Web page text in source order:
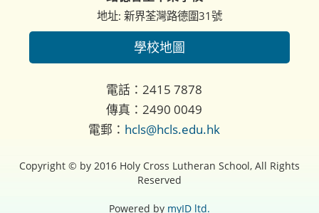
地址: 新界荃灣路德圍31號
學校地圖
電話：2415 7878
傳真：2490 0049
電郵： hcls@hcls.edu.hk
Copyright © by 2016 Holy Cross Lutheran School, All Rights
Reserved
Powered by myID ltd.